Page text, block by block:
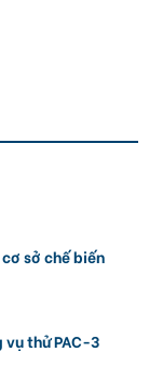
sở chế biến
thử PAC-3